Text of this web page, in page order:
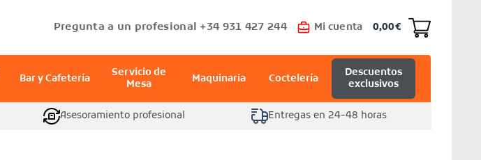
Pregunta a un profesional +34 931 427 244 Mi cuenta 0,00€
Bar y Cafetería
Servicio de
Mesa
Maquinaria Coctelería
Descuentos
exclusivos
Asesoramiento profesional Entregas en 24-48 horas